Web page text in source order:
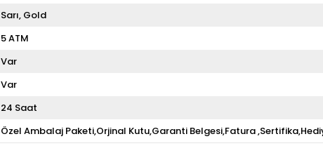
Sarı Gold
5 ATM
Var
Var
24 Saat
Özel Ambalaj Paketi,Orjinal Kutu,Garanti Belgesi,Fatura